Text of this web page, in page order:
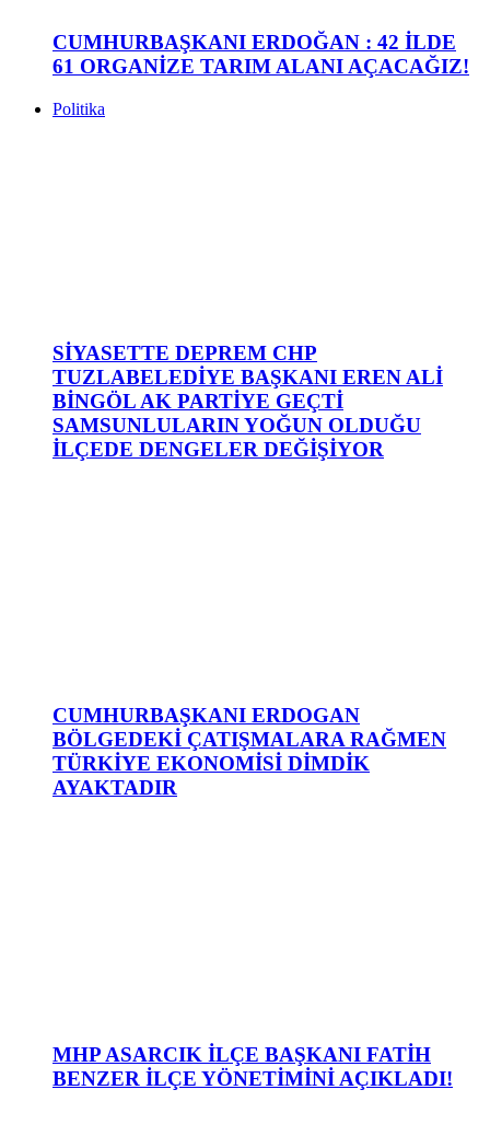
CUMHURBAŞKANI ERDOĞAN : 42 İLDE
61 ORGANİZE TARIM ALANI AÇACAĞIZ!
Politika
SİYASETTE DEPREM CHP
TUZLABELEDİYE BAŞKANI EREN ALİ
BİNGÖL AK PARTİYE GEÇTİ
SAMSUNLULARIN YOĞUN OLDUĞU
İLÇEDE DENGELER DEĞİŞİYOR
CUMHURBAŞKANI ERDOGAN
BÖLGEDEKİ ÇATIŞMALARA RAĞMEN
TÜRKİYE EKONOMİSİ DİMDİK
AYAKTADIR
MHP ASARCIK İLÇE BAŞKANI FATİH
BENZER İLÇE YÖNETİMİNİ AÇIKLADI!